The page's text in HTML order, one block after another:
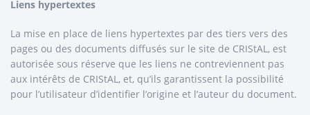
Liens hypertextes
La mise en place de liens hypertextes par des tiers vers des
pages ou des documents diffusés sur le site de CRIStAL, est
autorisée sous réserve que les liens ne contreviennent pas
aux intérêts de CRIStAL, et, qu’ils garantissent la possibilité
pour l’utilisateur d’identifier l’origine et l’auteur du document.